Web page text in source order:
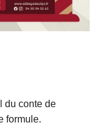
du conte de
formule.